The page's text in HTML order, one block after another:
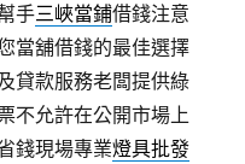
手三峽當鋪借錢注意
當舖借錢的最佳選擇
貸款服務老闆提供綠
不允許在公開市場上
錢現場專業燈具批發